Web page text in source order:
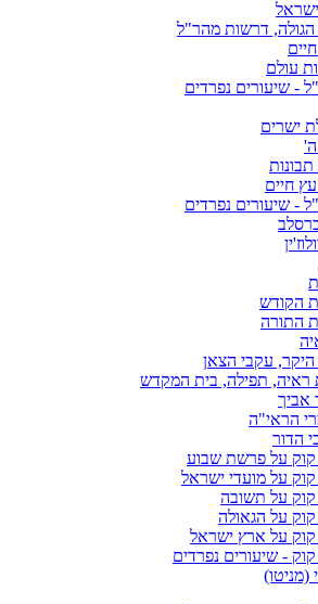
דרשות מהר"ל
עולם
- שיעורים נפרדים
ישרים
חיים
- שיעורים נפרדים
הקודש
התורה
עקבי הצאן
ראיה, תפילה, בית המקדש
אביך
הראי"ה
הדור
על פרשת שבוע
על מועדי ישראל
על תשובה
על הגאולה
על ארץ ישראל
- שיעורים נפרדים
(מניטו)